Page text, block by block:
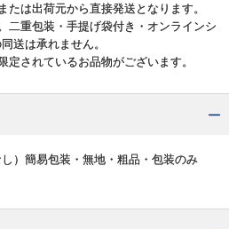
たは出荷元から直接発送となります。
二重包装・手提げ袋付き・オンラインシ
送は承れません。
されているお品物がございます。
）簡易包装・無地・粗品・包装のみ